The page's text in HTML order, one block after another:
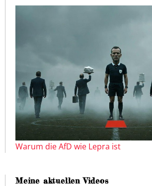
Warum die AfD wie Lepra ist
Meine aktuellen Videos